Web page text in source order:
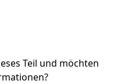
Teil und möchten